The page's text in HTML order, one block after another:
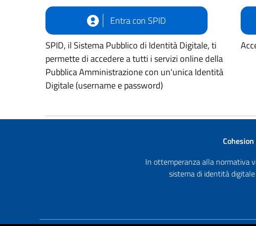
Entra con SPID
SPID, il Sistema Pubblico di Identità Digitale, ti
permette di accedere a tutti i servizi online della
Pubblica Amministrazione con un'unica Identità
Digitale (username e password)
In ottemperanza alla normativa
sistema di identità